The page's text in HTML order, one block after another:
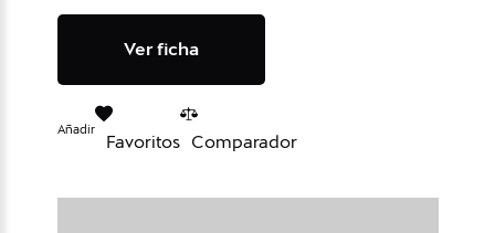
Ver ficha
Añadir
Favoritos Comparador